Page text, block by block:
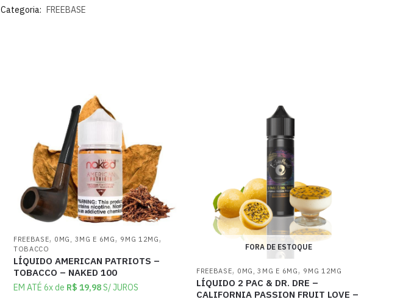
Categoria: FREEBASE
FREEBASE, 0MG, 3MG E 6MG, 9MG 12MG,
TOBACCO
LÍQUIDO AMERICAN PATRIOTS –
TOBACCO – NAKED 100
EM ATÉ 6x de R$ 19,98S/ JUROS
FORA DE ESTOQUE
FREEBASE, 0MG, 3MG E 6MG, 9MG 12MG
LÍQUIDO 2 PAC & DR. DRE –
CALIFORNIA PASSION FRUIT LOVE –